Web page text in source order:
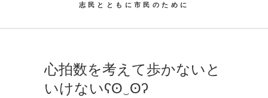
志民とともに市民のために
心拍数を考えて歩かないと
いけないʕʘ‿ʘʔ